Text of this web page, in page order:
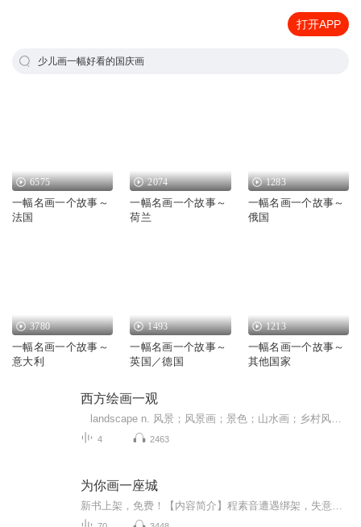
打开APP
少儿画一幅好看的国庆画
6575
一幅名画一个故事～
法国
2074
一幅名画一个故事～
荷兰
1283
一幅名画一个故事～
俄国
3780
一幅名画一个故事～
意大利
1493
一幅名画一个故事～
英国／德国
1213
一幅名画一个故事～
其他国家
西方绘画一观
4 2463
为你画一座城